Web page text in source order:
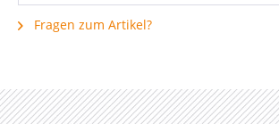
Fragen zum Artikel?